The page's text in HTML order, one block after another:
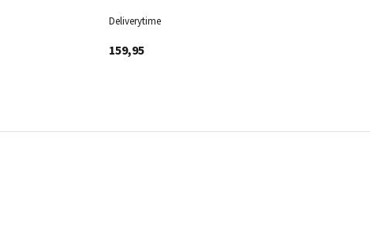
Deliverytime
159,95